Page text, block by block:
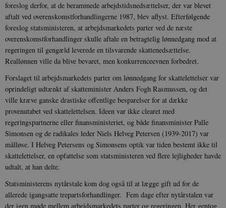
foreslog derfor, at de berammede arbejdstidsnedsættelser, der var blevet
aftalt ved overenskomstforhandlingerne 1987, blev aflyst. Efterfølgende
foreslog statsministeren, at arbejdsmarkedets parter ved de næste
overenskomstforhandlinger skulle aftale en betragtelig lønnedgang mod at
regeringen til gengæld leverede en tilsvarende skattenedsættelse.
Reallønnen ville da blive bevaret, men konkurrenceevnen forbedret.
Forslaget til arbejdsmarkedets parter om lønnedgang for skattelettelser var
oprindeligt udtænkt af skatteminister Anders Fogh Rasmussen, og det
ville kræve ganske drastiske offentlige besparelser for at dække
provenutabet ved skattelettelsen. Ideen var ikke clearet med
regeringspartnerne eller finansministeriet, og både finansminister Palle
Simonsen og de radikales leder Niels Helveg Petersen (1939-2017) var
målløse. I Helveg Petersens og Simonsens optik var tiden bestemt ikke til
skattelettelser, en opfattelse som statsministeren ved flere lejligheder havde
udtalt, at han delte.
Statsministerens nytårstale kom dog også til at lægge gift ud for de
allerede igangsatte trepartsforhandlinger. Fem dage efter nytårstalen var
der igen møde mellem arbejdsmarkedets parter og regeringen. Her gentog